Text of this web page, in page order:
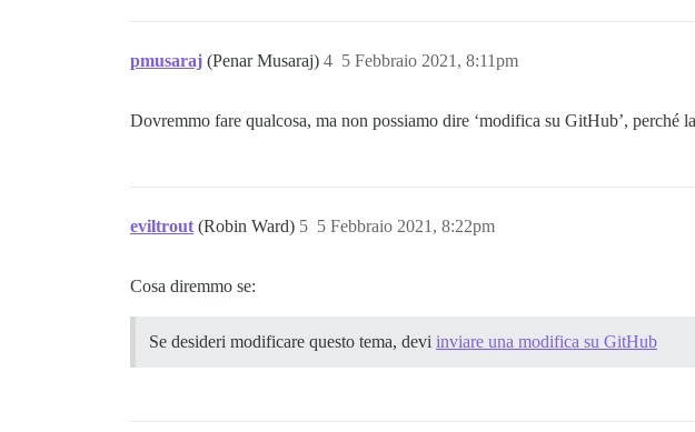
pmusaraj (Penar Musaraj) 5 Febbraio 2021, 8:11pm
4
Dovremmo fare qualcosa, ma non possiamo dire ‘modifica su GitHub’,
eviltrout (Robin Ward) 5 Febbraio 2021, 8:22pm
5
Cosa diremmo se:
Se desideri modificare questo tema, devi inviare una modifica su GitHub